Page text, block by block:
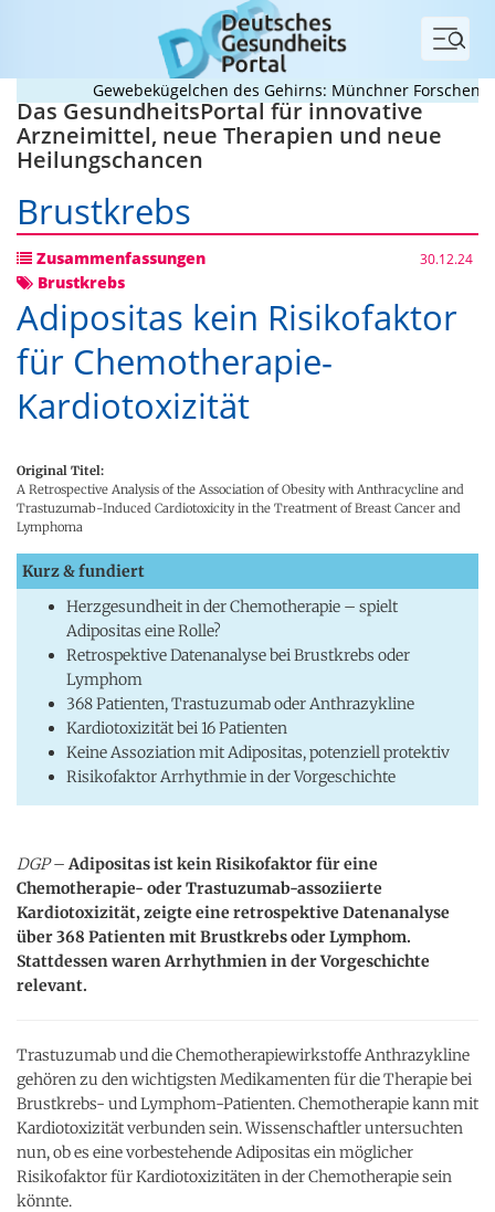
Menü
Gewebekügelchen des Gehirns: Münchner Forschende
Das GesundheitsPortal für innovative
Arzneimittel, neue Therapien und neue
Heilungschancen
Brustkrebs
Zusammenfassungen 30.12.24
Brustkrebs
Adipositas kein Risikofaktor
für Chemotherapie-
Kardiotoxizität
Original Titel:
A Retrospective Analysis of the Association of Obesity with Anthracycline and
Trastuzumab-Induced Cardiotoxicity in the Treatment of Breast Cancer and
Lymphoma
Kurz & fundiert
Herzgesundheit in der Chemotherapie – spielt
Adipositas eine Rolle?
Retrospektive Datenanalyse bei Brustkrebs oder
Lymphom
368 Patienten, Trastuzumab oder Anthrazykline
Kardiotoxizität bei 16 Patienten
Keine Assoziation mit Adipositas, potenziell protektiv
Risikofaktor Arrhythmie in der Vorgeschichte
DGP–Adipositas ist kein Risikofaktor für eine
Chemotherapie- oder Trastuzumab-assoziierte
Kardiotoxizität, zeigte eine retrospektive Datenanalyse
über 368 Patienten mit Brustkrebs oder Lymphom.
Stattdessen waren Arrhythmien in der Vorgeschichte
relevant.
Trastuzumab und die Chemotherapiewirkstoffe Anthrazykline
gehören zu den wichtigsten Medikamenten für die Therapie bei
Brustkrebs- und Lymphom-Patienten. Chemotherapie kann mit
Kardiotoxizität verbunden sein. Wissenschaftler untersuchten
nun, ob es eine vorbestehende Adipositas ein möglicher
Risikofaktor für Kardiotoxizitäten in der Chemotherapie sein
könnte.